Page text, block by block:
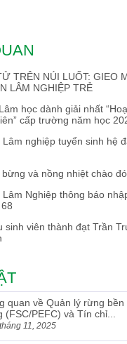
TRÊN NÚI LUỐT: GIEO
LÂM NGHIỆP TRẺ
học dành giải nhất
cấp trường năm học
nghiệp tuyển sinh hệ
và nồng nhiệt chào
Nghiệp thông báo
sinh viên thành đạt Trần
quan về Quản lý rừng
(FSC/PEFC) và Tín chỉ...
11, 2025